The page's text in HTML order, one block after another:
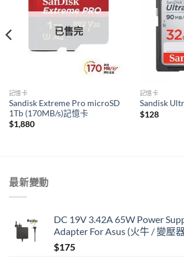
已售完
記憶卡
Sandisk Extreme Pro microSD
1Tb (170MB/s)記憶卡
$1,880
記憶卡
Sandisk
$128
最新變動
DC 19V 3.42A 65W Power
Adapter For Asus (火牛 / 變壓
$175